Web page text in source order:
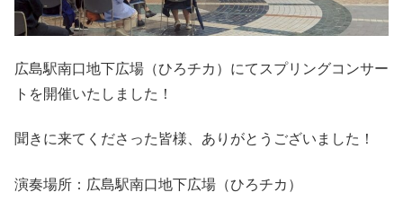
広島駅南口地下広場（ひろチカ）にてスプリングコンサー
トを開催いたしました！
聞きに来てくださった皆様、ありがとうございました！
演奏場所：広島駅南口地下広場（ひろチカ）